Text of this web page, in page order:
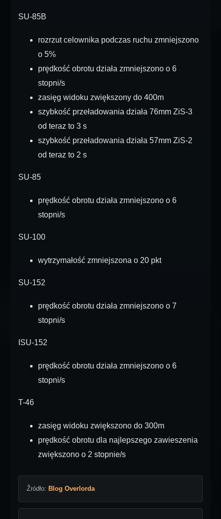
SU-85B
rozrzut celownika podczas ruchu zmniejszono
o 5%
prędkość obrotu działa zmniejszono o 6
stopni/s
zasięg widoku zwiększony do 400m
szybkość przeładowania działa 76mm ZiS-3
od teraz to 3 s
szybkość przeładowania działa 57mm ZiS-2
od teraz to 2 s
SU-85
prędkość obrotu działa zmniejszono o 6
stopni/s
SU-100
wytrzymałość zmniejszona o 20 pkt
SU-152
prędkość obrotu działa zmniejszono o 7
stopni/s
ISU-152
prędkość obrotu działa zmniejszono o 6
stopni/s
T-46
zasięg widoku zwiększono do 300m
prędkość obrotu dla najlepszego zawieszenia
zwiększono o 2 stopnie/s
Źródło: Blog Overlorda